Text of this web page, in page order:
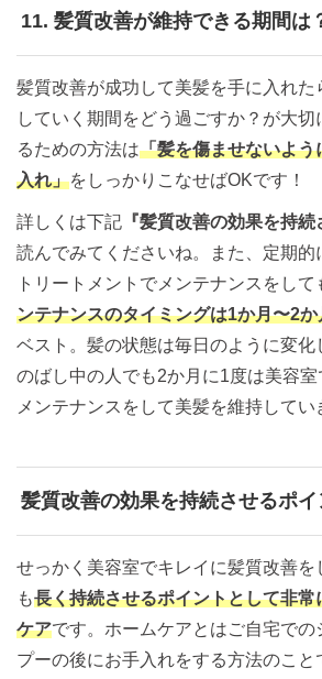
11. 髪質改善が維持できる期間は
髪質改善が成功して美髪を手に入れた
していく期間をどう過ごすか？が大
るための方法は「髪を傷ませないよう
入れ」をしっかりこなせばOKです！
詳しくは下記 『髪質改善の効果を持続
読んでみてくださいね。また、定期的
トリートメントでメンテナンスをして
ンテナンスのタイミングは1か月〜2か
ベスト。髪の状態は毎日のように変化
のばし中の人でも2か月に1度は美容
メンテナンスをして美髪を維持してい
髪質改善の効果を持続させるポイ
せっかく美容室でキレイに髪質改善を
も長く持続させるポイントとして非常
ケアです。ホームケアとはご自宅での
プーの後にお手入れをする方法のこ